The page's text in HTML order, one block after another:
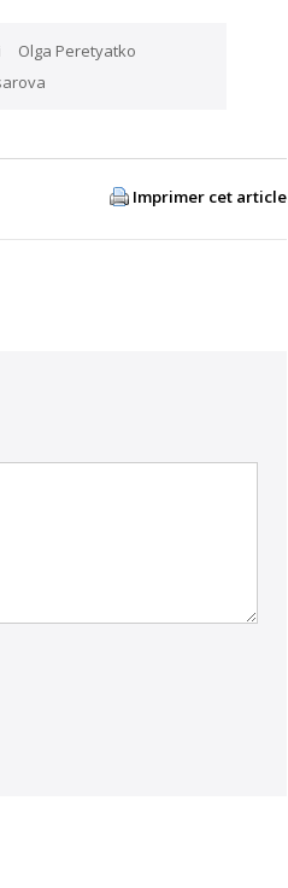
Olga Peretyatko
Imprimer cet article